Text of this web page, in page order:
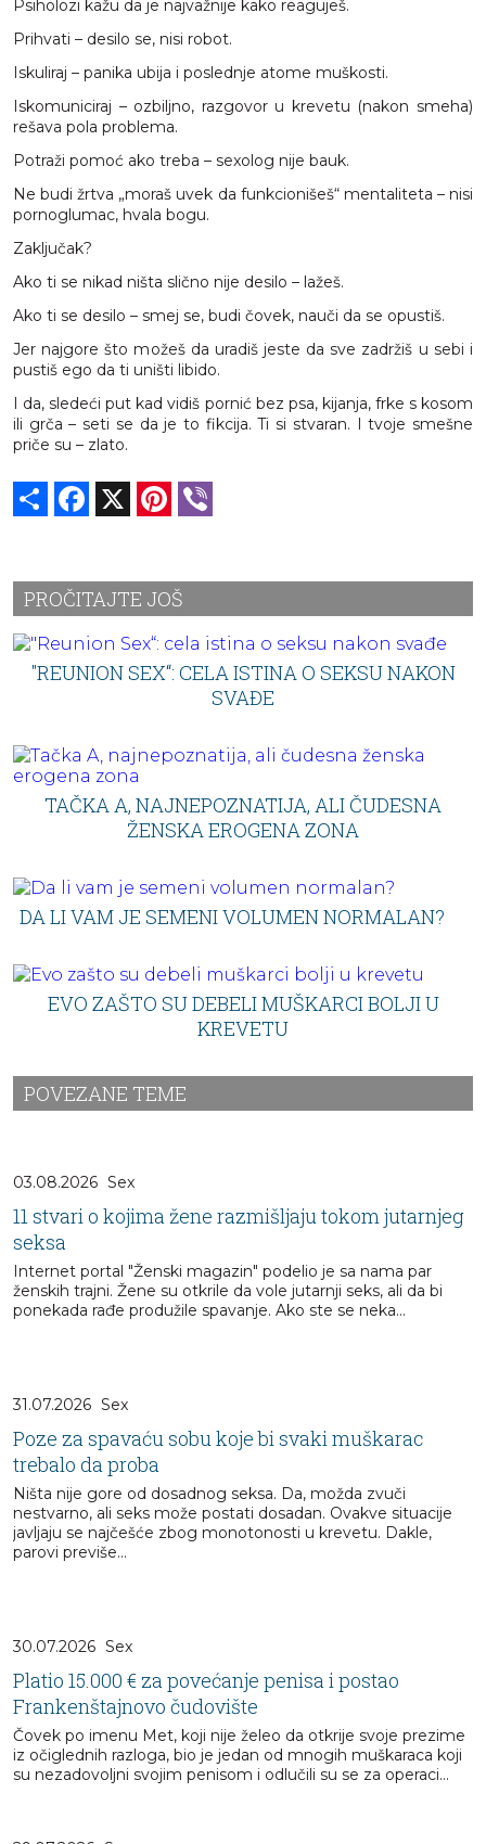
Psiholozi kažu da je najvažnije kako reaguješ.
Prihvati – desilo se, nisi robot.
Iskuliraj – panika ubija i poslednje atome muškosti.
Iskomuniciraj – ozbiljno, razgovor u krevetu (nakon smeha)
rešava pola problema.
Potraži pomoć ako treba – sexolog nije bauk.
Ne budi žrtva „moraš uvek da funkcionišeš“ mentaliteta – nisi
pornoglumac, hvala bogu.
Zaključak?
Ako ti se nikad ništa slično nije desilo – lažeš.
Ako ti se desilo – smej se, budi čovek, nauči da se opustiš.
Jer najgore što možeš da uradiš jeste da sve zadržiš u sebi i
pustiš ego da ti uništi libido.
I da, sledeći put kad vidiš pornić bez psa, kijanja, frke s kosom
ili grča – seti se da je to fikcija. Ti si stvaran. I tvoje smešne
priče su – zlato.
Share Facebook Pinterest
PROČITAJTE JOŠ
"REUNION SEX“: CELA ISTINA O SEKSU NAKON
SVAĐE
TAČKA A, NAJNEPOZNATIJA, ALI ČUDESNA
ŽENSKA EROGENA ZONA
DA LI VAM JE SEMENI VOLUMEN NORMALAN?
EVO ZAŠTO SU DEBELI MUŠKARCI BOLJI U
KREVETU
POVEZANE TEME
03.08.2026 Sex
11 stvari o kojima žene razmišljaju tokom jutarnjeg
seksa
Internet portal "Ženski magazin" podelio je sa nama par
ženskih trajni. Žene su otkrile da vole jutarnji seks, ali da bi
ponekada rađe produžile spavanje. Ako ste se neka...
31.07.2026 Sex
Poze za spavaću sobu koje bi svaki muškarac
trebalo da proba
Ništa nije gore od dosadnog seksa. Da, možda zvuči
nestvarno, ali seks može postati dosadan. Ovakve situacije
javljaju se najčešće zbog monotonosti u krevetu. Dakle,
parovi previše...
30.07.2026 Sex
Platio 15.000 € za povećanje penisa i postao
Frankenštajnovo čudovište
Čovek po imenu Met, koji nije želeo da otkrije svoje prezime
iz očiglednih razloga, bio je jedan od mnogih muškaraca koji
su nezadovoljni svojim penisom i odlučili su se za operaci...